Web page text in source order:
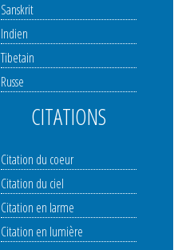
Sanskrit
Indien
Tibetain
Russe
CITATIONS
Citation du coeur
Citation du ciel
Citation en larme
Citation en lumière